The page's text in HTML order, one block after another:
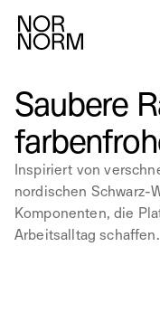
Nordic Light
Saubere
Inspiriert von
nordischen Schwarz-
Komponenten, die
Arbeitsalltag schaffen.